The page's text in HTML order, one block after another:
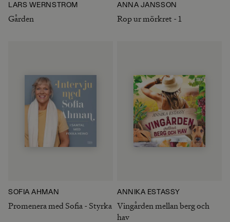
LARS WERNSTRÖM
Gården
ANNA JANSSON
Rop ur mörkret - 1
SOFIA ÅHMAN
Promenera med Sofia - Styrka
ANNIKA ESTASSY
Vingården mellan berg och
hav